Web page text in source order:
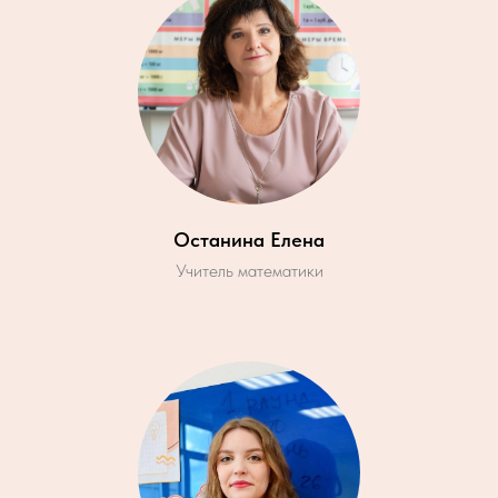
Останина Елена
Учитель математики